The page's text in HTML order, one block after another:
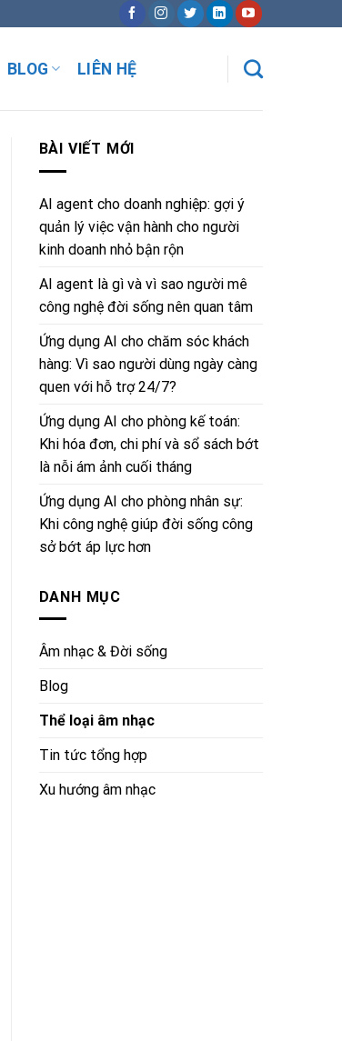
BLOG LIÊN HỆ
BÀI VIẾT MỚI
AI agent cho doanh nghiệp: gợi ý
quản lý việc vận hành cho người
kinh doanh nhỏ bận rộn
AI agent là gì và vì sao người mê
công nghệ đời sống nên quan tâm
Ứng dụng AI cho chăm sóc khách
hàng: Vì sao người dùng ngày càng
quen với hỗ trợ 24/7?
Ứng dụng AI cho phòng kế toán:
Khi hóa đơn, chi phí và sổ sách bớt
là nỗi ám ảnh cuối tháng
Ứng dụng AI cho phòng nhân sự:
Khi công nghệ giúp đời sống công
sở bớt áp lực hơn
DANH MỤC
Âm nhạc & Đời sống
Blog
Thể loại âm nhạc
Tin tức tổng hợp
Xu hướng âm nhạc